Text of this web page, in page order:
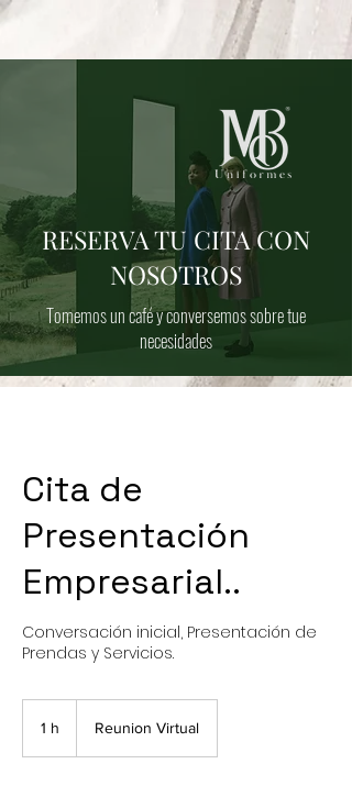
RESERVA TU CITA CON
NOSOTROS
Tomemos un café y conversemos sobre tue
necesidades
Cita de
Presentación
Empresarial..
Conversación inicial, Presentación de
Prendas y Servicios.
1 h Reunion Virtual